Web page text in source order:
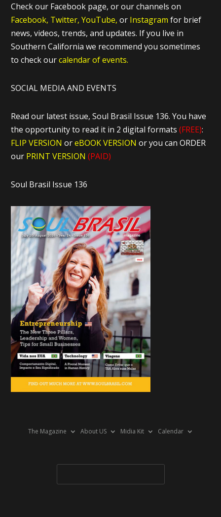
Check our Facebook page, or our channels on
Facebook, Twitter, YouTube, or Instagram for brief
news, videos, trends, and updates. If you live in
Southern California we recommend you sometimes
to check ourcalendar of events.
SOCIAL MEDIA AND EVENTS
Read our latest issue, Soul Brasil Issue 136. You have
the opportunity to read it in 2 digital formats(FREE):
FLIP VERSION oreBOOK VERSIONor you can ORDER
our PRINT VERSION (PAID)
Soul Brasil Issue 136
The Magazine About US Midia Kit Calendar